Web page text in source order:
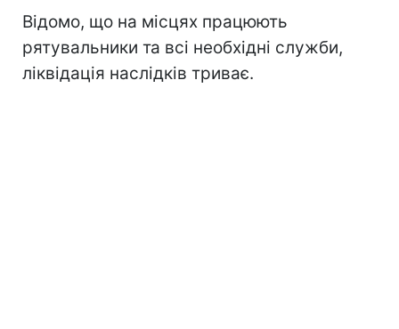
Відомо, що на місцях працюють
рятувальники та всі необхідні служби,
ліквідація наслідків триває.